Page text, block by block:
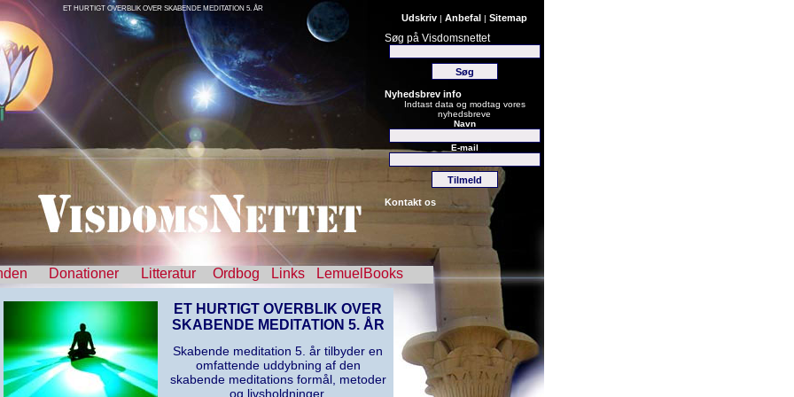
Udskriv | Anbefal | Sitemap
Søg på Visdomsnettet
Nyhedsbrev info
Indtast data og modtag vores
nyhedsbreve
Navn
E-mail
Kontakt os
ET HURTIGT OVERBLIK OVER SKABENDE MEDITATION 5. ÅR
Donationer Litteratur Ordbog Links LemuelBooks
ET HURTIGT OVERBLIK OVER
SKABENDE MEDITATION 5. ÅR
Skabende meditation 5. år tilbyder en
omfattende uddybning af den
skabende meditations formål, metoder
og livsholdninger.